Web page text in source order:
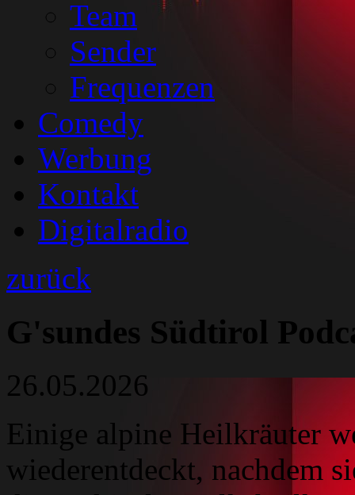
Team
Sender
Frequenzen
Comedy
Werbung
Kontakt
Digitalradio
zurück
G'sundes Südtirol
26.05.2026
Einige alpine Heilkräuter
wiederentdeckt, nachdem